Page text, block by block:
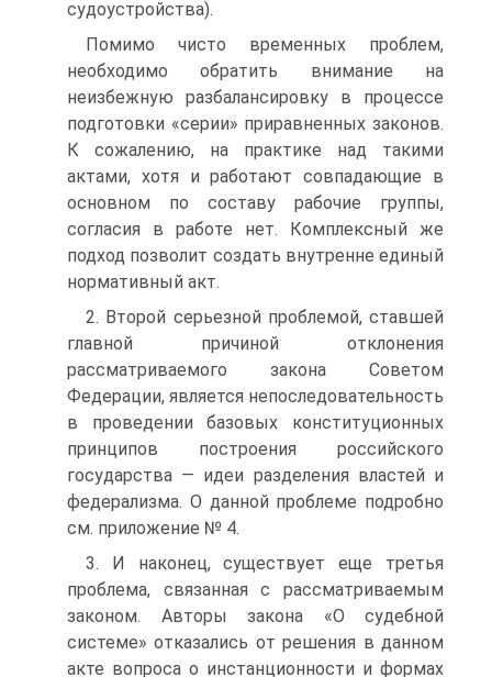
судоустрой­ства).
Помимо чисто временных проблем,
необходимо обратить внимание на
неизбежную разбалансировку в процессе
подготовки «серии» прирав­ненных законов.
К сожалению, на практике над такими
актами, хотя и ра­ботают совпадающие в
основном по составу рабочие группы,
согласия в работе нет. Комплексный же
подход позволит создать внутренне единый
нормативный акт.
2. Второй серьезной проблемой, ставшей
главной причиной откло­нения
рассматриваемого закона Советом
Федерации, является непосле­довательность
в проведении базовых конституционных
принци­пов построения российского
государства — идеи разделения вла­стей и
федерализма. О данной проблеме подробно
см. приложе­ние № 4.
3. И наконец, существует еще третья
проблема, связанная с рас­сматриваемым
законом. Авторы закона «О судебной
системе» отказа­лись от решения в данном
акте вопроса о инстанционности и формах